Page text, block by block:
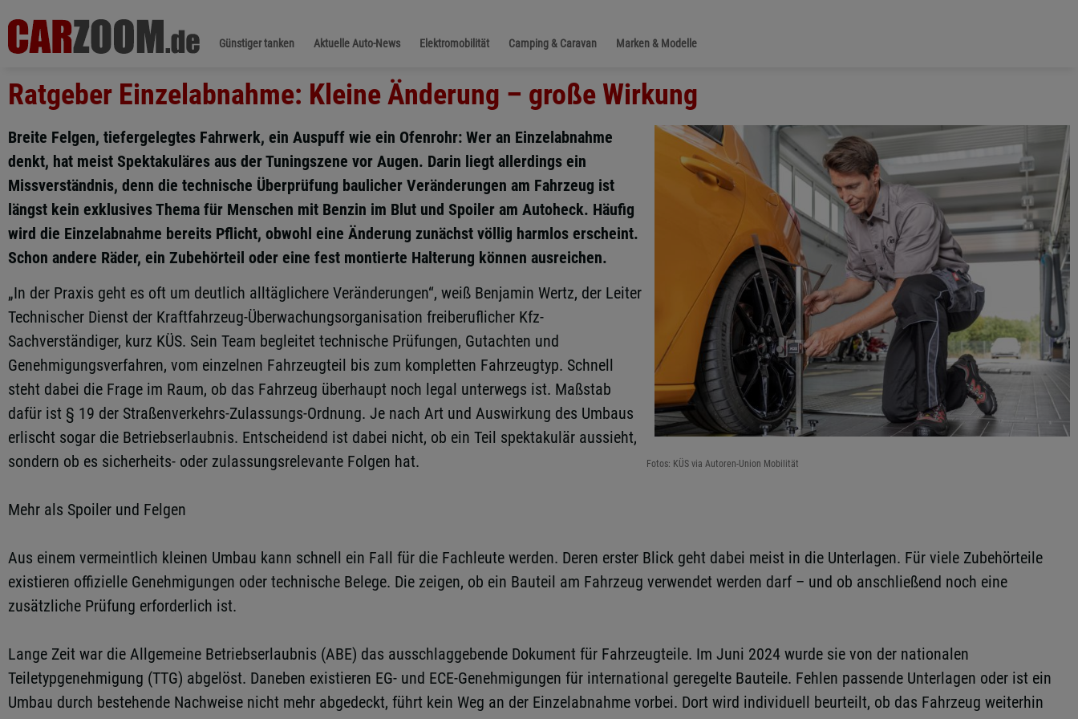
Günstiger tanken Aktuelle Auto-News Elektromobilität Camping & Caravan Marken & Modelle
Ratgeber Einzelabnahme: Kleine Änderung – große Wirkung
Fotos: KÜS via Autoren-Union Mobilität
Breite Felgen, tiefergelegtes Fahrwerk, ein Auspuff wie ein Ofenrohr: Wer an Einzelabnahme
denkt, hat meist Spektakuläres aus der Tuningszene vor Augen. Darin liegt allerdings ein
Missverständnis, denn die technische Überprüfung baulicher Veränderungen am Fahrzeug ist
längst kein exklusives Thema für Menschen mit Benzin im Blut und Spoiler am Autoheck. Häufig
wird die Einzelabnahme bereits Pflicht, obwohl eine Änderung zunächst völlig harmlos erscheint.
Schon andere Räder, ein Zubehörteil oder eine fest montierte Halterung können ausreichen.
„In der Praxis geht es oft um deutlich alltäglichere Veränderungen“, weiß Benjamin Wertz, der Leiter
Technischer Dienst der Kraftfahrzeug-Überwachungsorganisation freiberuflicher Kfz-
Sachverständiger, kurz KÜS. Sein Team begleitet technische Prüfungen, Gutachten und
Genehmigungsverfahren, vom einzelnen Fahrzeugteil bis zum kompletten Fahrzeugtyp. Schnell
steht dabei die Frage im Raum, ob das Fahrzeug überhaupt noch legal unterwegs ist. Maßstab
dafür ist § 19 der Straßenverkehrs-Zulassungs-Ordnung. Je nach Art und Auswirkung des Umbaus
erlischt sogar die Betriebserlaubnis. Entscheidend ist dabei nicht, ob ein Teil spektakulär aussieht,
sondern ob es sicherheits- oder zulassungsrelevante Folgen hat.
Mehr als Spoiler und Felgen
Aus einem vermeintlich kleinen Umbau kann schnell ein Fall für die Fachleute werden. Deren erster Blick geht dabei meist in die Unterlagen. Für viele Zubehörteile
existieren offizielle Genehmigungen oder technische Belege. Die zeigen, ob ein Bauteil am Fahrzeug verwendet werden darf – und ob anschließend noch eine
zusätzliche Prüfung erforderlich ist.
Lange Zeit war die Allgemeine Betriebserlaubnis (ABE) das ausschlaggebende Dokument für Fahrzeugteile. Im Juni 2024 wurde sie von der nationalen
Teiletypgenehmigung (TTG) abgelöst. Daneben existieren EG- und ECE-Genehmigungen für international geregelte Bauteile. Fehlen passende Unterlagen oder ist ein
Umbau durch bestehende Nachweise nicht mehr abgedeckt, führt kein Weg an der Einzelabnahme vorbei. Dort wird individuell beurteilt, ob das Fahrzeug weiterhin